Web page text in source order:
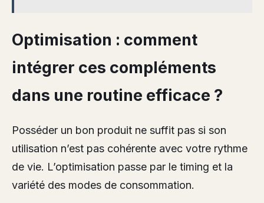
Optimisation : comment
intégrer ces compléments
dans une routine efficace ?
Posséder un bon produit ne suffit pas si son
utilisation n’est pas cohérente avec votre rythme
de vie. L’optimisation passe par le timing et la
variété des modes de consommation.